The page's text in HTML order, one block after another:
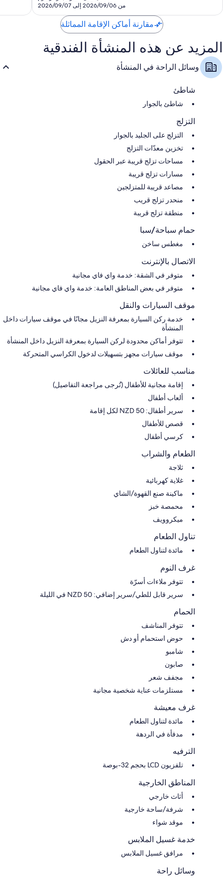
SAR
652
من 2026/09/06 إلى 2026/09/07
مقارنة أماكن الإقامة المماثلة
المزيد عن هذه المنشأة الفندقية
وسائل الراحة في المنشأة
شاطئ
شاطئ بالجوار
التزلج
التزلج على الجليد بالجوار
تخزين معدّات التزلج
مساحات تزلج قريبة عبر الحقول
مسارات تزلج قريبة
مصاعد قريبة للمتزلجين
منحدر تزلج قريب
منطقة تزلج قريبة
حمام سباحة/سبا
مغطس ساخن
الاتصال بالإنترنت
متوفر في الشقة: خدمة واي فاي مجانية
متوفر في بعض المناطق العامة: خدمة واي فاي مجانية
موقف السيارات والنقل
خدمة ركن السيارة بمعرفة النزيل مجانًا في موقف سيارات داخل
المنشأة
تتوفر أماكن محدودة لركن السيارة بمعرفة النزيل داخل المنشأة
موقف سيارات مجهز بتسهيلات لدخول الكراسي المتحركة
مناسب للعائلات
إقامة مجانية للأطفال (تُرجى مراجعة التفاصيل)
ألعاب أطفال
سرير أطفال: NZD 50 لكل إقامة
قصص للأطفال
كرسي أطفال
الطعام والشراب
ثلاجة
غلاية كهربائية
ماكينة صنع القهوة/الشاي
محمصة خبز
ميكروويف
تناول الطعام
مائدة لتناول الطعام
غرف النوم
تتوفر ملاءات أسرّة
سرير قابل للطي/سرير إضافي: NZD 50 في الليلة
الحمام
تتوفر المناشف
حوض استحمام أو دش
شامبو
صابون
مجفف شعر
مستلزمات عناية شخصية مجانية
غرف معيشة
مائدة لتناول الطعام
مدفأة في الردهة
الترفيه
تلفزيون LCD بحجم 32-بوصة
المناطق الخارجية
أثاث خارجي
شرفة/ساحة خارجية
موقد شواء
خدمة غسيل الملابس
مرافق غسيل الملابس
وسائل راحة